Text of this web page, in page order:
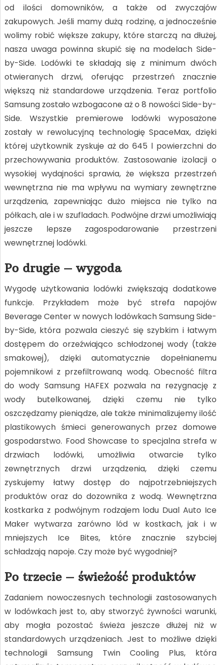
od ilości domowników, a także od zwyczajów
zakupowych. Jeśli mamy dużą rodzinę, a jednocześnie
wolimy robić większe zakupy, które starczą na dłużej,
nasza uwaga powinna skupić się na modelach Side-
by-Side. Lodówki te składają się z minimum dwóch
otwieranych drzwi, oferując przestrzeń znacznie
większą niż standardowe urządzenia. Teraz portfolio
Samsung zostało wzbogacone aż o 8 nowości Side-by-
Side. Wszystkie premierowe lodówki wyposażone
zostały w rewolucyjną technologię SpaceMax, dzięki
której użytkownik zyskuje aż do 645 l powierzchni do
przechowywania produktów. Zastosowanie izolacji o
wysokiej wydajności sprawia, że większa przestrzeń
wewnętrzna nie ma wpływu na wymiary zewnętrzne
urządzenia, zapewniając dużo miejsca nie tylko na
półkach, ale i w szufladach. Podwójne drzwi umożliwiają
jeszcze lepsze zagospodarowanie przestrzeni
wewnętrznej lodówki.
Po drugie – wygoda
Wygodę użytkowania lodówki zwiększają dodatkowe
funkcje. Przykładem może być strefa napojów
Beverage Center w nowych lodówkach Samsung Side-
by-Side, która pozwala cieszyć się szybkim i łatwym
dostępem do orzeźwiająco schłodzonej wody (także
smakowej), dzięki automatycznie dopełnianemu
pojemnikowi z przefiltrowaną wodą. Obecność filtra
do wody Samsung HAFEX pozwala na rezygnację z
wody butelkowanej, dzięki czemu nie tylko
oszczędzamy pieniądze, ale także minimalizujemy ilość
plastikowych śmieci generowanych przez domowe
gospodarstwo. Food Showcase to specjalna strefa w
drzwiach lodówki, umożliwia otwarcie tylko
zewnętrznych drzwi urządzenia, dzięki czemu
zyskujemy łatwy dostęp do najpotrzebniejszych
produktów oraz do dozownika z wodą. Wewnętrzna
kostkarka z podwójnym rodzajem lodu Dual Auto Ice
Maker wytwarza zarówno lód w kostkach, jak i w
mniejszych Ice Bites, które znacznie szybciej
schładzają napoje. Czy może być wygodniej?
Po trzecie – świeżość produktów
Zadaniem nowoczesnych technologii zastosowanych
w lodówkach jest to, aby stworzyć żywności warunki,
aby mogła pozostać świeża jeszcze dłużej niż w
standardowych urządzeniach. Jest to możliwe dzięki
technologii Samsung Twin Cooling Plus, która